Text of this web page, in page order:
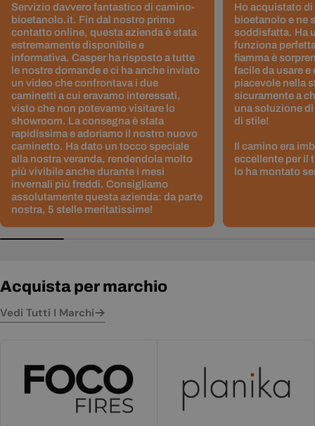
Servizio davvero fantastico di camino-
bioetanolo.it. Fin dal nostro primo
contatto online, questa azienda è stata
estremamente disponibile e
informativa. Casper ha risposto a tutte
le nostre domande e ci ha anche inviato
un video che confrontava i due
caminetti a cui eravamo interessati,
visto che non potevamo visitare lo
showroom. La consegna è stata
rapidissima e adoriamo il nostro nuovo
caminetto. Ha dato un tocco speciale
alla nostra veranda, rendendola molto
più vivibile anche durante i mesi
invernali più freddi. Consigliamo
assolutamente questa azienda: da parte
nostra, 5 stelle meritatissime!
Ho acquistato di
bioetanolo e ne
soddisfatta. Ha
funziona
fiamma è
facile da usare e
piacevole nella
sicuramente a
una soluzione
di stile!
Il camino era
eccellente per il
lo ha montato
Acquista per marchio
Vedi Tutti I Marchi